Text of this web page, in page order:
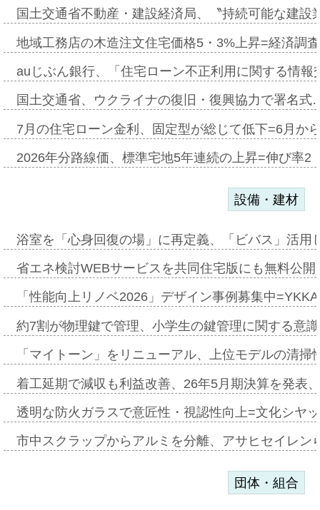
国土交通省不動産・建設経済局、〝持続可能な建
地域工務店の木造注文住宅価格5・3%上昇=経済調
auじぶん銀行、「住宅ローン不正利用に関する情
国土交通省、ウクライナの復旧・復興協力で署名
7月の住宅ローン金利、固定型が総じて低下=6月か
2026年分路線価、標準宅地5年連続の上昇=伸び率
設備・建材
浴室を「心身回復の場」に再定義、「ビバス」活
省エネ検討WEBサービスを共同住宅版にも無料公
「性能向上リノベ2026」デザイン事例募集中
約7割が物理鍵で管理、小学生の鍵管理に関する意
「マイトーン」をリニューアル、上位モデルの清
着工延期で減収も利益改善、26年5月期決算を発表
透明な防火ガラスで意匠性・視認性向上=文化シヤ
市中スクラップからアルミを分離、アサヒセイレ
団体・組合